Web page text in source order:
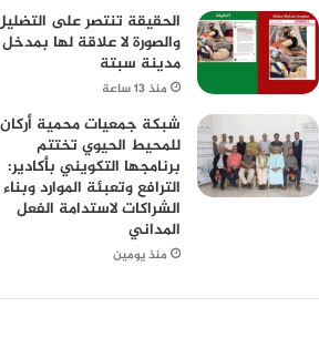
الحقيقة تنتصر على
والصورة لا علاقة لها بمدخل
مدينة سبتة
منذ 13 ساعة
شبكة جمعيات محمية أركان
للمحيط الحيوي تختتم
برنامجها التكويني بأكادير:
الترافع وتعبئة الموارد وبناء
الشراكات لاستدامة الفعل
المداني
منذ يومين